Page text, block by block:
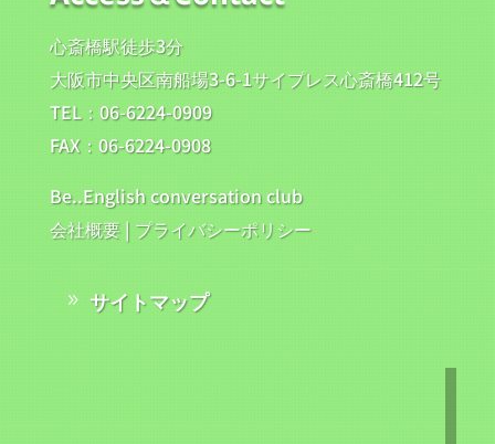
語学準備から現地での生活サポートまで、安心し
て夢を実現できるようお手伝いしています。
三宮校でも随時体験レッスン受付中です！
今年も残り数か月、来年に向けての新しいチャレ
心斎橋駅徒歩3分
大阪市中央区南船場3-6-1サイプレス心斎橋412号
TEL：06-6224-0909
FAX：06-6224-0908
Be..English conversation club
会社概要| プライバシーポリシー
サイトマップ